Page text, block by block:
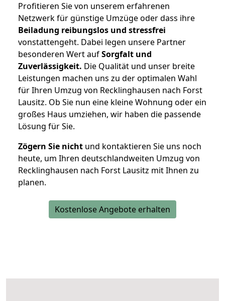
Profitieren Sie von unserem erfahrenen
Netzwerk für günstige Umzüge oder dass ihre
Beiladung reibungslos und stressfrei
vonstattengeht. Dabei legen unsere Partner
besonderen Wert aufSorgfalt und
Zuverlässigkeit. Die Qualität und unser breite
Leistungen machen uns zu der optimalen Wahl
für Ihren Umzug von Recklinghausen nach Forst
Lausitz. Ob Sie nun eine kleine Wohnung oder ein
großes Haus umziehen, wir haben die passende
Lösung für Sie.
Zögern Sie nicht und kontaktieren Sie uns noch
heute, um Ihren deutschlandweiten Umzug von
Recklinghausen nach Forst Lausitz mit Ihnen zu
planen.
Kostenlose Angebote erhalten